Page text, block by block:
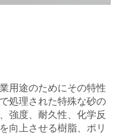
用途のためにその特性
処理された特殊な砂の
強度、耐久性、化学反
向上させる樹脂、ポリ